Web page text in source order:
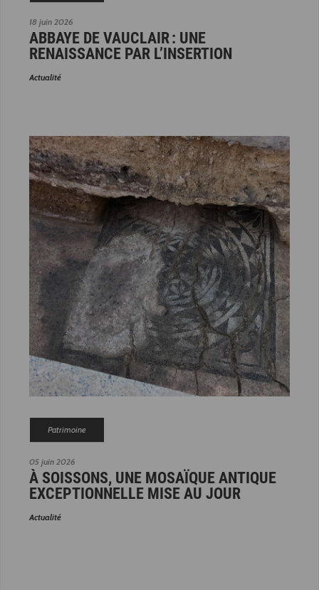
18 juin 2026
ABBAYE DE VAUCLAIR : UNE
RENAISSANCE PAR L’INSERTION
Actualité
05 juin 2026
Patrimoine
À SOISSONS, UNE MOSAÏQUE ANTIQUE
EXCEPTIONNELLE MISE AU JOUR
Actualité